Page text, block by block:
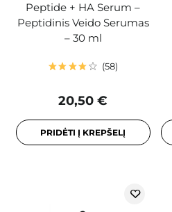
Peptide + HA Serum –
Peptidinis Veido Serumas
– 30 ml
58
20,50 €
PRIDĖTI Į KREPŠELĮ